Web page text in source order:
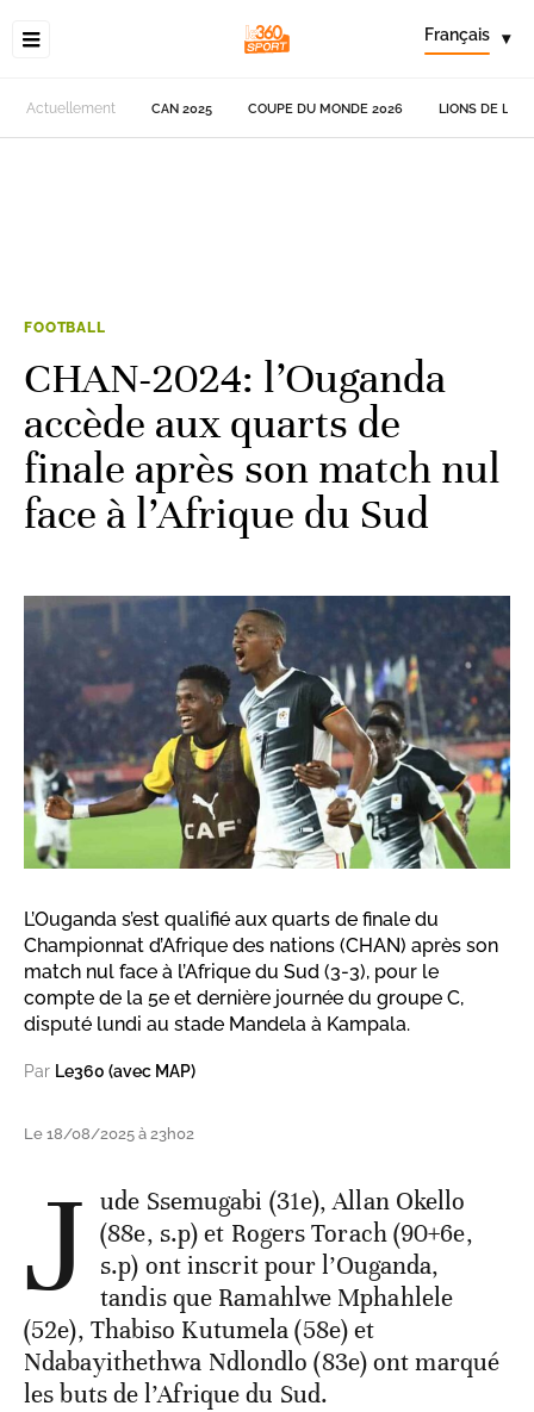
Français ▾
Actuellement CAN 2025 COUPE DU MONDE 2026 LIONS DE
FOOTBALL
CHAN-2024: l’Ouganda
accède aux quarts de
finale après son match nul
face à l’Afrique du Sud
L’Ouganda s’est qualifié aux quarts de finale du
Championnat d’Afrique des nations (CHAN) après son
match nul face à l’Afrique du Sud (3-3), pour le
compte de la 5e et dernière journée du groupe C,
disputé lundi au stade Mandela à Kampala.
Par Le360 (avec MAP)
Le 18/08/2025 à 23h02
J ude Ssemugabi (31e), Allan Okello
(88e, s.p) et Rogers Torach (90+6e,
s.p) ont inscrit pour l’Ouganda,
tandis que Ramahlwe Mphahlele
(52e), Thabiso Kutumela (58e) et
Ndabayithethwa Ndlondlo (83e) ont marqué
les buts de l’Afrique du Sud.